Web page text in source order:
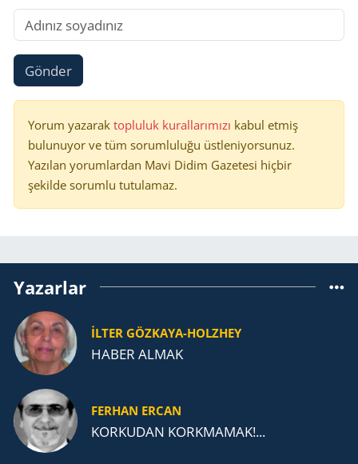
Gönder
Yorum yazarak topluluk kurallarımızı kabul etmiş
bulunuyor ve tüm sorumluluğu üstleniyorsunuz.
Yazılan yorumlardan Mavi Didim Gazetesi hiçbir
şekilde sorumlu tutulamaz.
Yazarlar
İLTER GÖZKAYA-HOLZHEY
HABER ALMAK
FERHAN ERCAN
KORKUDAN KORKMAMAK!...